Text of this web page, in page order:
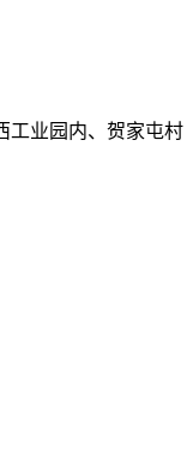
工业园内、贺家屯村